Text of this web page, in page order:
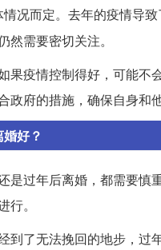
情况而定。去年的疫情导
需要密切关注。
果疫情控制得好，可能
府的措施，确保自身和
好？
是过年后离婚，都需要
。
到了无法挽回的地步，